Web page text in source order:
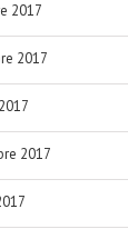
2017
2017
2017